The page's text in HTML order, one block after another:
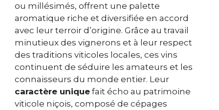
ou millésimés, offrent une palette
aromatique riche et diversifiée en accord
avec leur terroir d’origine. Grâce au travail
minutieux des vignerons et à leur respect
des traditions viticoles locales, ces vins
continuent de séduire les amateurs et les
connaisseurs du monde entier. Leur
caractère unique fait écho au patrimoine
viticole niçois, composé de cépages